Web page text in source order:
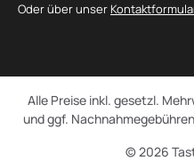
Oder über unser
© 2026
Alle Preise inkl. gesetzl.
und ggf.